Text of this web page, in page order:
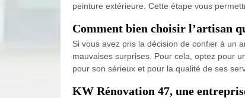
peinture extérieure. Cette étape vous
Comment bien choisir l’artisan
Si vous avez pris la décision de confier à un
mauvaises surprises. Pour cela, optez pour
pour son sérieux et pour la qualité de ses
KW Rénovation 47, une